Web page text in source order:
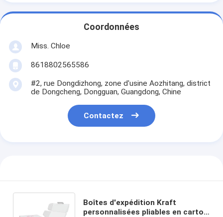
Coordonnées
Miss. Chloe
8618802565586
#2, rue Dongdizhong, zone d'usine Aozhitang, district
de Dongcheng, Dongguan, Guangdong, Chine
Contactez
Boîtes d'expédition Kraft
personnalisées pliables en carton